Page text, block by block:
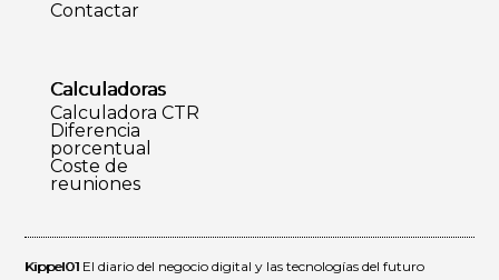
Contactar
Calculadoras
Calculadora CTR
Diferencia
porcentual
Coste de
reuniones
Kippel01 El diario del negocio digital y las tecnologías del futuro